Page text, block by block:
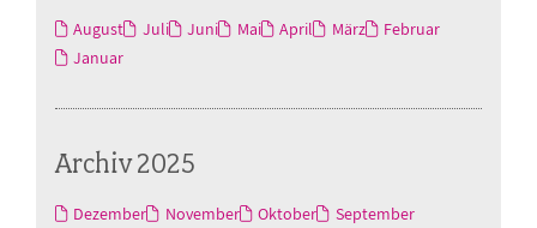
August Juli Juni Mai April März
Februar
Januar
Archiv 2025
Dezember November Oktober
September